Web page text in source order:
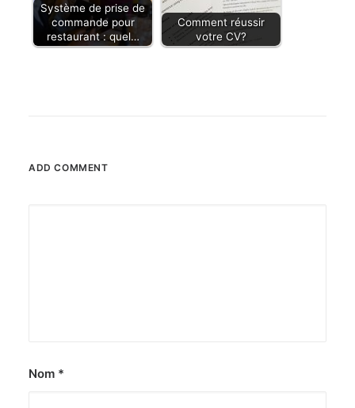
Système de prise de
commande pour
restaurant : quel…
Comment réussir
votre CV?
ADD COMMENT
Nom *